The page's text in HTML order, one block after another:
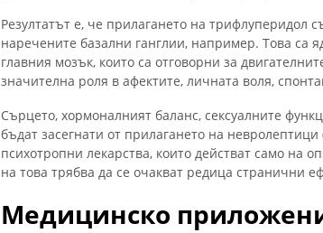
Резултатът е, че прилагането на трифлуперидол
наречените базални ганглии, например. Това са
главния мозък, които са отговорни за
значителна роля в афектите, личната воля,
Сърцето, хормоналният баланс, сексуалните
бъдат засегнати от прилагането на
психотропни лекарства, които действат само на
на това трябва да се очакват редица странични
Медицинско